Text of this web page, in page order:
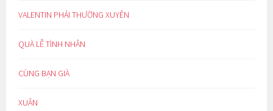
VALENTIN PHẢI THƯỜNG XUYÊN
QUÀ LỄ TÌNH NHÂN
CÙNG BẠN GIÀ
XUÂN